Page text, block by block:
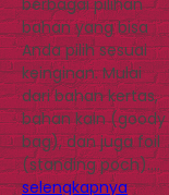
bahan yang bisa
Anda pilih sesuai
keinginan. Mulai
dari bahan kertas,
bahan kain (goody
bag), dan juga foil
(standing poch)….
selengkapnya